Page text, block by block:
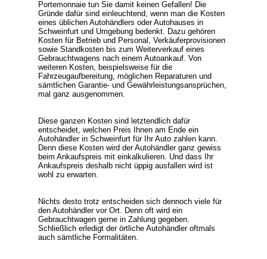
Portemonnaie tun Sie damit keinen Gefallen! Die
Gründe dafür sind einleuchtend, wenn man die Kosten
eines üblichen Autohändlers oder Autohauses in
Schweinfurt und Umgebung bedenkt. Dazu gehören
Kosten für Betrieb und Personal, Verkäuferprovisionen
sowie Standkosten bis zum Weiterverkauf eines
Gebrauchtwagens nach einem Autoankauf. Von
weiteren Kosten, beispielsweise für die
Fahrzeugaufbereitung, möglichen Reparaturen und
sämtlichen Garantie- und Gewährleistungsansprüchen,
mal ganz ausgenommen.
Diese ganzen Kosten sind letztendlich dafür
entscheidet, welchen Preis Ihnen am Ende ein
Autohändler in Schweinfurt für Ihr Auto zahlen kann.
Denn diese Kosten wird der Autohändler ganz gewiss
beim Ankaufspreis mit einkalkulieren. Und dass Ihr
Ankaufspreis deshalb nicht üppig ausfallen wird ist
wohl zu erwarten.
Nichts desto trotz entscheiden sich dennoch viele für
den Autohändler vor Ort. Denn oft wird ein
Gebrauchtwagen gerne in Zahlung gegeben.
Schließlich erledigt der örtliche Autohändler oftmals
auch sämtliche Formalitäten.